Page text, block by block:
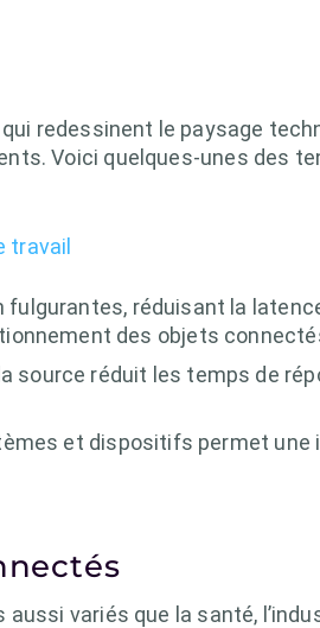
qui redessinent le paysage
Voici quelques-unes des
travail
fulgurantes, réduisant la
des objets
source réduit les temps de
et dispositifs permet une
variés que la santé,